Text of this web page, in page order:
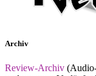
Archiv
Review-Archiv